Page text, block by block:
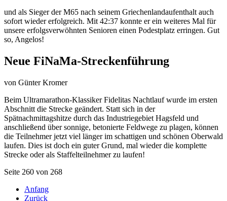
und als Sieger der M65 nach seinem Griechenlandaufenthalt auch
sofort wieder erfolgreich. Mit 42:37 konnte er ein weiteres Mal für
unsere erfolgsverwöhnten Senioren einen Podestplatz erringen. Gut
so, Angelos!
Neue FiNaMa-Streckenführung
von Günter Kromer
Beim Ultramarathon-Klassiker Fidelitas Nachtlauf wurde im ersten
Abschnitt die Strecke geändert. Statt sich in der
Spätnachmittagshitze durch das Industriegebiet Hagsfeld und
anschließend über sonnige, betonierte Feldwege zu plagen, können
die Teilnehmer jetzt viel länger im schattigen und schönen Oberwald
laufen. Dies ist doch ein guter Grund, mal wieder die komplette
Strecke oder als Staffelteilnehmer zu laufen!
Seite 260 von 268
Anfang
Zurück